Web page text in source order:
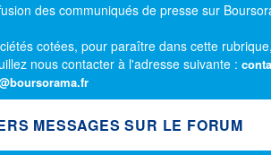
des communiqués de presse sur
cotées, pour paraître dans cette rubrique,
nous contacter à l'adresse suivante :
MESSAGES SUR LE FORUM